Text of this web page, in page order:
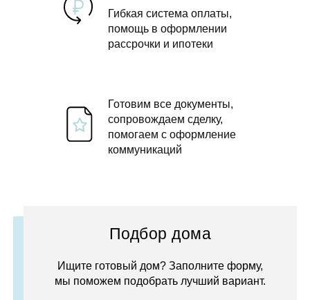
Гибкая система оплаты,
помощь в оформлении
рассрочки и ипотеки
Готовим все документы,
сопровождаем сделку,
помогаем с оформление
коммуникаций
Подбор дома
Ищите готовый дом? Заполните форму,
мы поможем подобрать лучший вариант.